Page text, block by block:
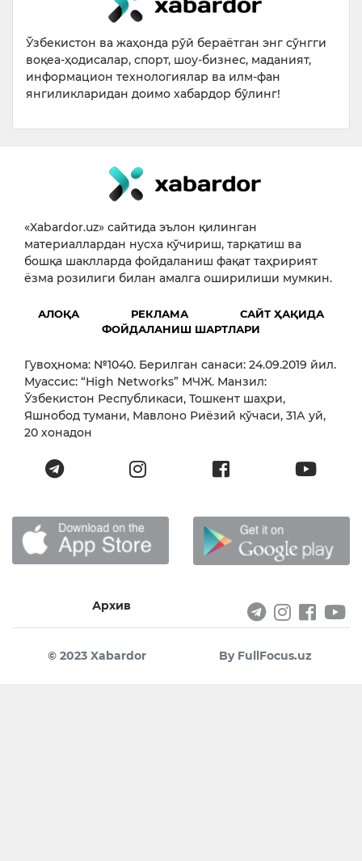
Ўзбекистон ва жаҳонда рўй бераётган энг сўнгги
воқеа-ҳодисалар, спорт, шоу-бизнес, маданият,
информацион технологиялар ва илм-фан
янгиликларидан доимо хабардор бўлинг!
«Xabardor.uz» сайтида эълон қилинган
материаллардан нусха кўчириш, тарқатиш ва
бошқа шаклларда фойдаланиш фақат таҳририят
ёзма розилиги билан амалга оширилиши мумкин.
АЛОҚА РЕКЛАМА
САЙТ ҲАҚИДА
ФОЙДАЛАНИШ ШАРТЛАРИ
Гувоҳнома: №1040. Берилган санаси: 24.09.2019 йил.
Муассис: “High Networks” МЧЖ. Манзил:
Ўзбекистон Республикаси, Тошкент шаҳри,
Яшнобод тумани, Мавлоно Риёзий кўчаси, 31А уй,
20 хонадон
Архив
© 2023 Xabardor By FullFocus.uz